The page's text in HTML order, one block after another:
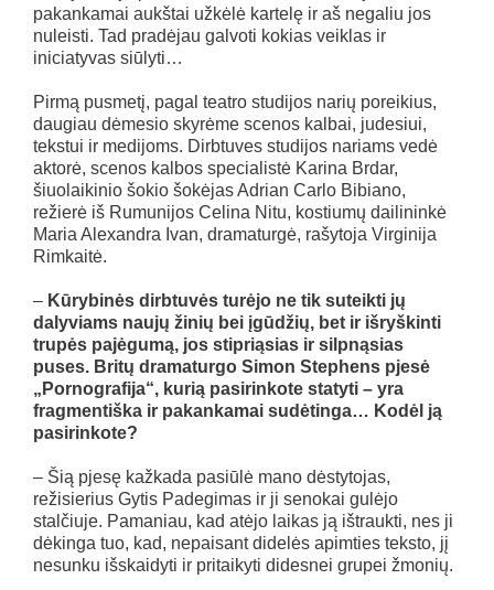
pakankamai aukštai užkėlė kartelę ir aš negaliu jos
nuleisti. Tad pradėjau galvoti kokias veiklas ir
iniciatyvas siūlyti…
Pirmą pusmetį, pagal teatro studijos narių poreikius,
daugiau dėmesio skyrėme scenos kalbai, judesiui,
tekstui ir medijoms. Dirbtuves studijos nariams vedė
aktorė, scenos kalbos specialistė Karina Brdar,
šiuolaikinio šokio šokėjas Adrian Carlo Bibiano,
režierė iš Rumunijos Celina Nitu, kostiumų dailininkė
Maria Alexandra Ivan, dramaturgė, rašytoja Virginija
Rimkaitė.
– Kūrybinės dirbtuvės turėjo ne tik suteikti jų
dalyviams naujų žinių bei įgūdžių, bet ir išryškinti
trupės pajėgumą, jos stipriąsias ir silpnąsias
puses. Britų dramaturgo Simon Stephens pjesė
„Pornografija“, kurią pasirinkote statyti – yra
fragmentiška ir pakankamai sudėtinga… Kodėl ją
pasirinkote?
– Šią pjesę kažkada pasiūlė mano dėstytojas,
režisierius Gytis Padegimas ir ji senokai gulėjo
stalčiuje. Pamaniau, kad atėjo laikas ją ištraukti, nes ji
dėkinga tuo, kad, nepaisant didelės apimties teksto, jį
nesunku išskaidyti ir pritaikyti didesnei grupei žmonių.